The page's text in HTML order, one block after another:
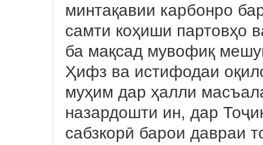
минтақавии карбонро
самти коҳиши партовҳо
ба мақсад мувофиқ
Ҳифз ва истифодаи
муҳим дар ҳалли
назардошти ин, дар
сабзкорӣ барои давраи